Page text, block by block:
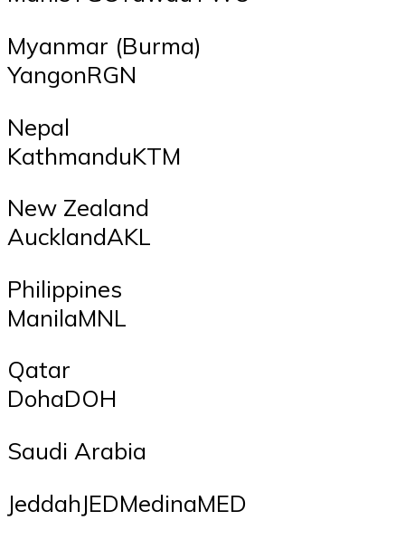
Myanmar (Burma)
YangonRGN
Nepal
KathmanduKTM
New Zealand
AucklandAKL
Philippines
ManilaMNL
Qatar
DohaDOH
Saudi Arabia
JeddahJEDMedinaMED